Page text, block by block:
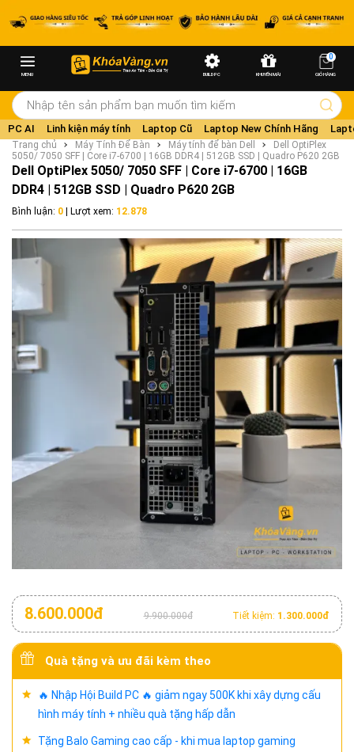
MENU BUILD PC KHUYẾN MÃI
0
GIỎ HÀNG
PC AI Linh kiện máy tính Laptop Cũ Laptop New Chính Hãng
Trang chủ Máy Tính Để Bàn Máy tính để bàn Dell
Dell OptiPlex
5050/ 7050 SFF | Core i7-6700 | 16GB DDR4 | 512GB SSD | Quadro P620 2GB
Dell OptiPlex 5050/ 7050 SFF | Core i7-6700 | 16GB
DDR4 | 512GB SSD | Quadro P620 2GB
Bình luận: 0 | Lượt xem: 12.878
8.600.000đ 9.900.000đ Tiết kiệm: 1.300.000đ
Quà tặng và ưu đãi kèm theo
🔥 Nhập Hội Build PC 🔥 giảm ngay 500K khi xây dựng cấu
hình máy tính + nhiều quà tặng hấp dẫn
Tặng Balo Gaming cao cấp - khi mua laptop gaming